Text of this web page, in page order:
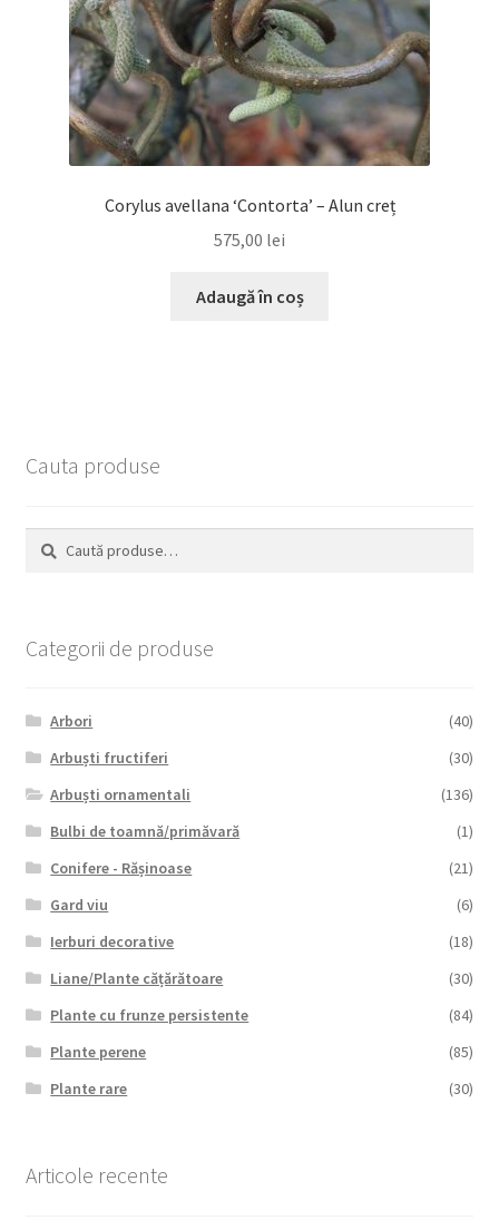
Corylus avellana ‘Contorta’ – Alun creț
575,00 lei
Adaugă în coș
Cauta produse
Caută
după:
Caută
Categorii de produse
Arbori
(40)
Arbuști fructiferi
(30)
Arbuști ornamentali
(136)
Bulbi de toamnă/primăvară
(1)
Conifere - Rășinoase
(21)
Gard viu
(6)
Ierburi decorative
(18)
Liane/Plante cățărătoare
(30)
Plante cu frunze persistente
(84)
Plante perene
(85)
Plante rare
(30)
Articole recente